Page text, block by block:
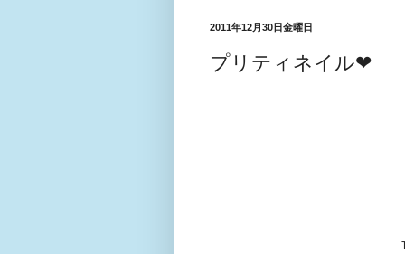
2011年12月30日金曜日
プリティネイル❤